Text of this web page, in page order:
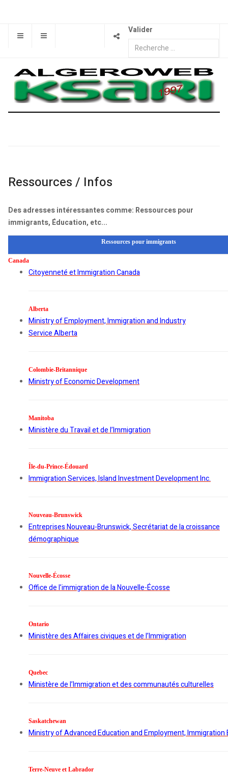
Valider
Ressources / Infos
Des adresses intéressantes comme: Ressources pour
immigrants, Éducation, etc...
Ressources pour immigrants
Canada
Citoyenneté et Immigration Canada
Alberta
Ministry of Employment, Immigration and Industry
Service Alberta
Colombie-Britannique
Ministry of Economic Development
Manitoba
Ministère du Travail et de l’Immigration
Île-du-Prince-Édouard
Immigration Services, Island Investment Development Inc.
Nouveau-Brunswick
Entreprises Nouveau-Brunswick, Secrétariat de la croissance
démographique
Nouvelle-Écosse
Office de l’immigration de la Nouvelle-Écosse
Ontario
Ministère des Affaires civiques et de l’Immigration
Quebec
Ministère de l’Immigration et des communautés culturelles
Saskatchewan
Ministry of Advanced Education and Employment, Immigration
Terre-Neuve et Labrador